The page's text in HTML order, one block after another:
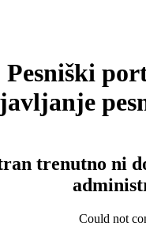
Pesniški
trenutno ni
Could not